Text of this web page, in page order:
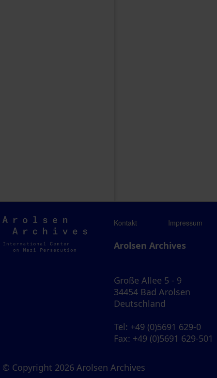
Arolsen
Archives
Kontakt Impressum
Arolsen Archives
Große Allee 5 - 9
34454 Bad Arolsen
Deutschland
Tel: +49 (0)5691 629-0
Fax: +49 (0)5691 629-501
© Copyright 2026 Arolsen Archives